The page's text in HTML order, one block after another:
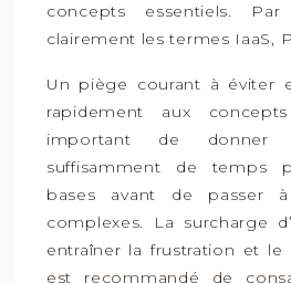
concepts essentiels.
clairement les termes IaaS,
Un piège courant à éviter
rapidement aux
important de donner
suffisamment de temps
bases avant de passer
complexes. La surcharge
entraîner la frustration et le
est recommandé de